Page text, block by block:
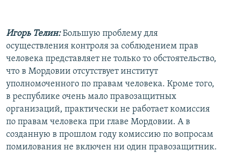
Игорь Телин:Большую проблему для
осуществления контроля за соблюдением прав
человека представляет не только то обстоятельство,
что в Мордовии отсутствует институт
уполномоченного по правам человека. Кроме того,
в республике очень мало правозащитных
организаций, практически не работает комиссия
по правам человека при главе Мордовии. А в
созданную в прошлом году комиссию по вопросам
помилования не включен ни один правозащитник.